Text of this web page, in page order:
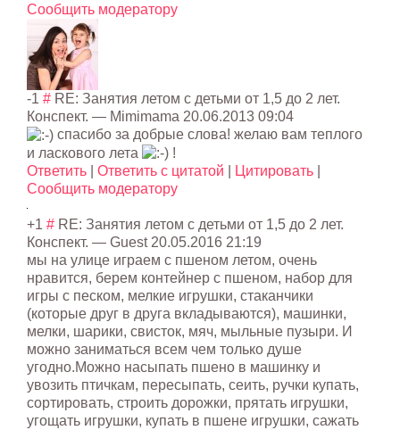
Сообщить модератору
-1 # RE: Занятия летом с детьми от 1,5 до 2 лет.
Конспект. — Mimimama 20.06.2013 09:04
спасибо за добрые слова! желаю вам теплого
и ласкового лета
!
Ответить
Ответить с цитатой Цитировать
Сообщить модератору
+1 # RE: Занятия летом с детьми от 1,5 до 2 лет.
Конспект. — Guest 20.05.2016 21:19
мы на улице играем с пшеном летом, очень
нравится, берем контейнер с пшеном, набор для
игры с песком, мелкие игрушки, стаканчики
(которые друг в друга вкладываются), машинки,
мелки, шарики, свисток, мяч, мыльные пузыри. И
можно заниматься всем чем только душе
угодно.Можно насыпать пшено в машинку и
увозить птичкам, пересыпать, сеить, ручки купать,
сортировать, строить дорожки, прятать игрушки,
угощать игрушки, купать в пшене игрушки, сажать